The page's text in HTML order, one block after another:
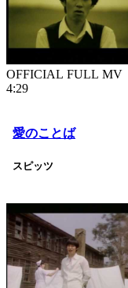
OFFICIAL FULL MV
4:29
愛のことば
スピッツ